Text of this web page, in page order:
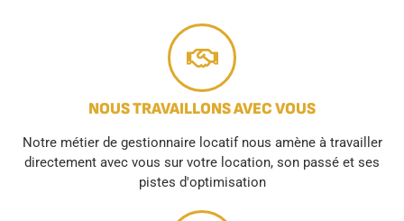
NOUS TRAVAILLONS AVEC VOUS
Notre métier de gestionnaire locatif nous amène à travailler
directement avec vous sur votre location, son passé et ses
pistes d'optimisation